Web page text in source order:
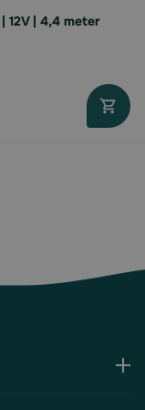
12V | 4,4 meter
pagina